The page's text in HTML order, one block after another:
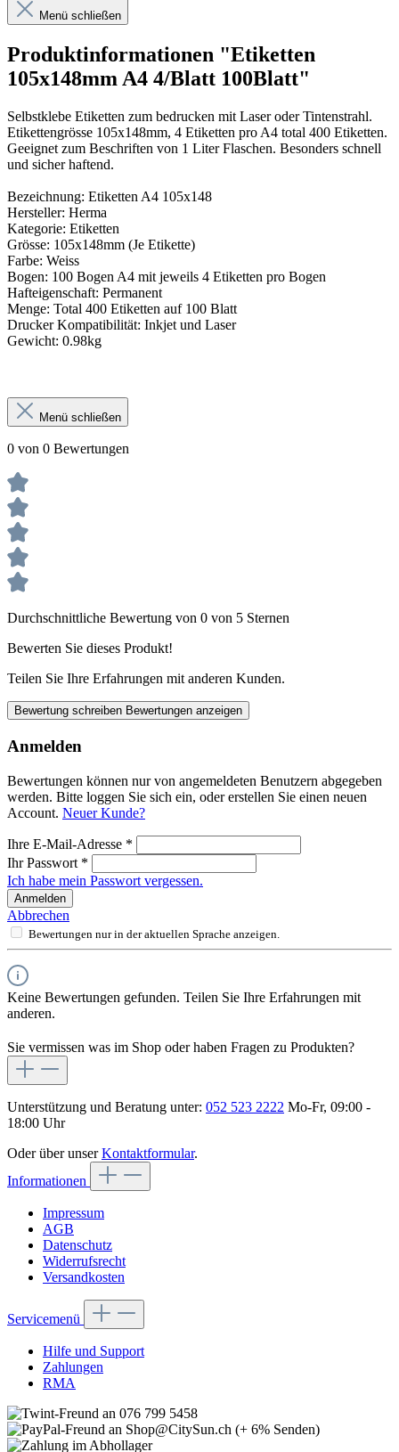
Menü schließen
Produktinformationen "Etiketten
105x148mm A4 4/Blatt 100Blatt"
Selbstklebe Etiketten zum bedrucken mit Laser oder Tintenstrahl.
Etikettengrösse 105x148mm, 4 Etiketten pro A4 total 400 Etiketten.
Geeignet zum Beschriften von 1 Liter Flaschen. Besonders schnell
und sicher haftend.
Bezeichnung: Etiketten A4 105x148
Hersteller: Herma
Kategorie: Etiketten
Grösse: 105x148mm (Je Etikette)
Farbe: Weiss
Bogen: 100 Bogen A4 mit jeweils 4 Etiketten pro Bogen
Hafteigenschaft: Permanent
Menge: Total 400 Etiketten auf 100 Blatt
Drucker Kompatibilität: Inkjet und Laser
Gewicht: 0.98kg
Menü schließen
0 von 0 Bewertungen
Durchschnittliche Bewertung von 0 von 5 Sternen
Bewerten Sie dieses Produkt!
Teilen Sie Ihre Erfahrungen mit anderen Kunden.
Bewertung schreiben Bewertungen anzeigen
Anmelden
Bewertungen können nur von angemeldeten Benutzern abgegeben
werden. Bitte loggen Sie sich ein, oder erstellen Sie einen neuen
Account. Neuer Kunde?
Ihre E-Mail-Adresse *
Ihr Passwort *
Ich habe mein Passwort vergessen.
Anmelden
Abbrechen
Bewertungen nur in der aktuellen Sprache anzeigen.
Keine Bewertungen gefunden. Teilen Sie Ihre Erfahrungen mit
anderen.
Sie vermissen was im Shop oder haben Fragen zu Produkten?
Unterstützung und Beratung unter: 052 523 2222 Mo-Fr, 09:00 -
18:00 Uhr
Oder über unserKontaktformular.
Informationen
Impressum
AGB
Datenschutz
Widerrufsrecht
Versandkosten
Servicemenü
Hilfe und Support
Zahlungen
RMA